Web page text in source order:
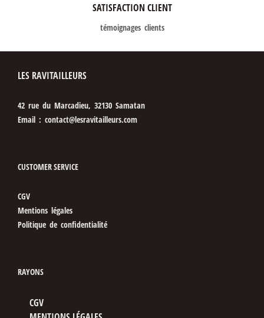
SATISFACTION CLIENT
témoignages clients
LES RAVITAILLEURS
42 rue du Marcadieu, 32130 Samatan
Email : contact@lesravitailleurs.com
CUSTOMER SERVICE
CGV
Mentions légales
Politique de confidentialité
RAYONS
CGV